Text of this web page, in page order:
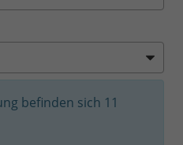
befinden sich 11